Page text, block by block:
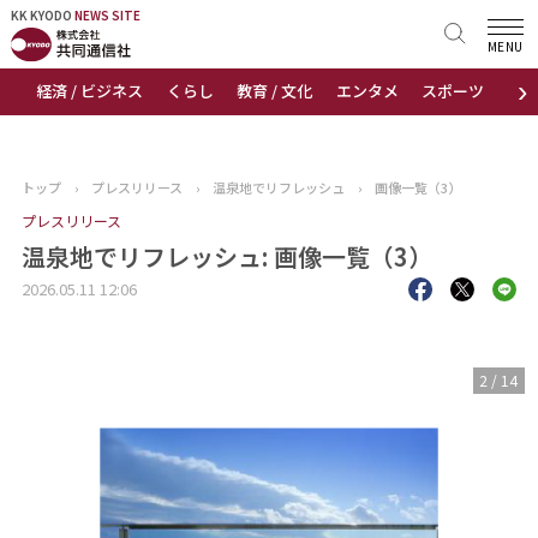
KK KYODO NEWS SITE
›
経済 / ビジネス くらし 教育 / 文化 エンタメ スポーツ 地域
MENU
KK KYODONEWS SITE
トップページ
ニュース
おすすめコンテンツ
トップ › プレスリリース › 温泉地でリフレッシュ › 画像一覧（3）
プレスリリース
温泉地でリフレッシュ: 画像一覧（3）
2026.05.11 12:06
3 / 14